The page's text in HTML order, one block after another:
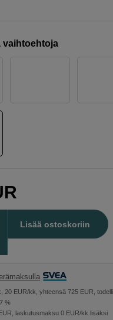
vaihtoehtoja
Lisää ostoskoriin
20 EUR/kk, yhteensä 725 EUR,
%
laskutusmaksu 0 EUR/kk lisäksi